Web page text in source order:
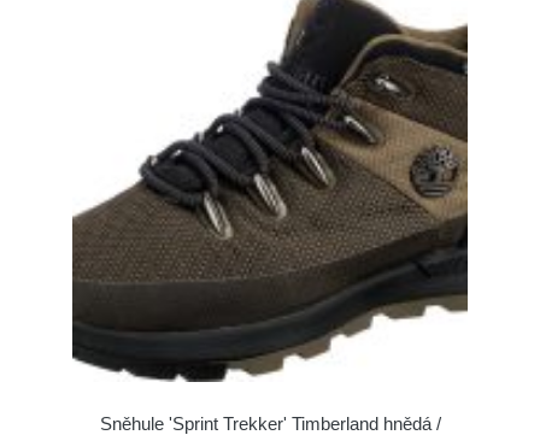
Sněhule 'Sprint Trekker' Timberland hnědá /